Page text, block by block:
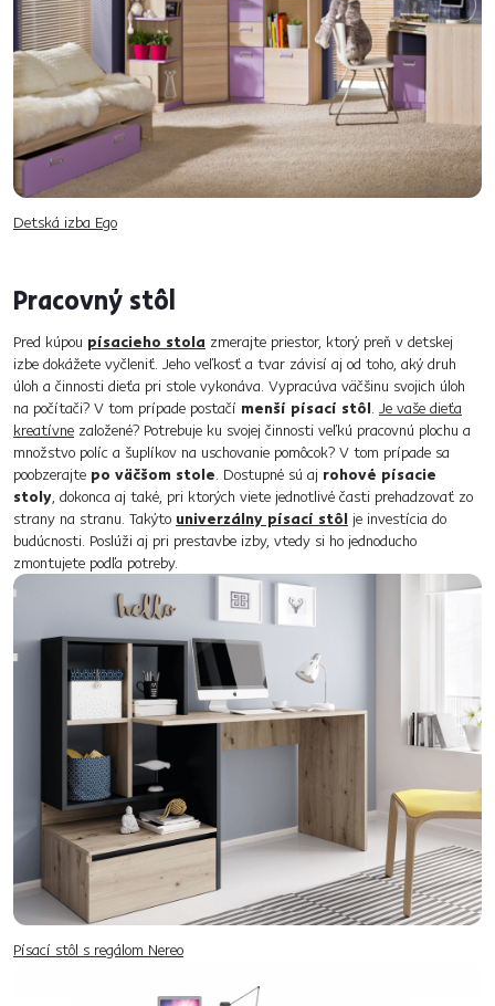
Detská izba Ego
Pracovný stôl
Pred kúpou písacieho stola zmerajte priestor, ktorý preň v detskej
izbe dokážete vyčleniť. Jeho veľkosť a tvar závisí aj od toho, aký druh
úloh a činnosti dieťa pri stole vykonáva. Vypracúva väčšinu svojich úloh
na počítači? V tom prípade postačí menší písací stôl. Je vaše dieťa
kreatívne založené? Potrebuje ku svojej činnosti veľkú pracovnú plochu a
množstvo políc a šuplíkov na uschovanie pomôcok? V tom prípade sa
poobzerajte po väčšom stole. Dostupné sú aj rohové písacie
stoly, dokonca aj také, pri ktorých viete jednotlivé časti prehadzovať zo
strany na stranu. Takýto univerzálny písací stôl je investícia do
budúcnosti. Poslúži aj pri prestavbe izby, vtedy si ho jednoducho
zmontujete podľa potreby.
Písací stôl s regálom Nereo